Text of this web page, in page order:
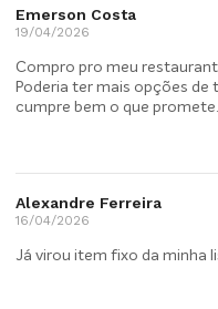
Emerson Costa
19/04/2026
Compro pro meu
Poderia ter mais opções de
cumpre bem o que promete.
Alexandre Ferreira
16/04/2026
Já virou item fixo da minha